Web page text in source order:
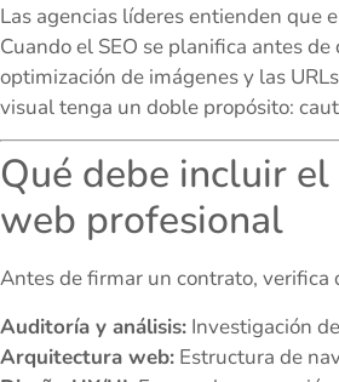
Las agencias líderes entienden que
Cuando el SEO se planifica antes
optimización de imágenes y las
visual tenga un doble propósito:
Qué debe incluir
web profesional
Antes de firmar un contrato, verifica
Auditoría y análisis: Investigación
Arquitectura web: Estructura de